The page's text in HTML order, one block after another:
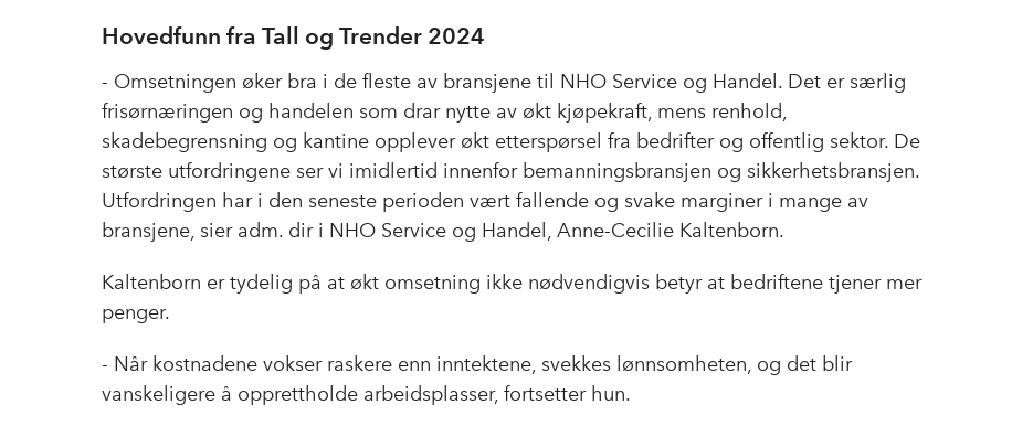
Hovedfunn fra Tall og Trender 2024
- Omsetningen øker bra i de fleste av bransjene til NHO Service og Handel. Det er særlig
frisørnæringen og handelen som drar nytte av økt kjøpekraft, mens renhold,
skadebegrensning og kantine opplever økt etterspørsel fra bedrifter og offentlig sektor. De
største utfordringene ser vi imidlertid innenfor bemanningsbransjen og sikkerhetsbransjen.
Utfordringen har i den seneste perioden vært fallende og svake marginer i mange av
bransjene, sier adm. dir i NHO Service og Handel, Anne-Cecilie Kaltenborn.
Kaltenborn er tydelig på at økt omsetning ikke nødvendigvis betyr at bedriftene tjener mer
penger.
- Når kostnadene vokser raskere enn inntektene, svekkes lønnsomheten, og det blir
vanskeligere å opprettholde arbeidsplasser, fortsetter hun.